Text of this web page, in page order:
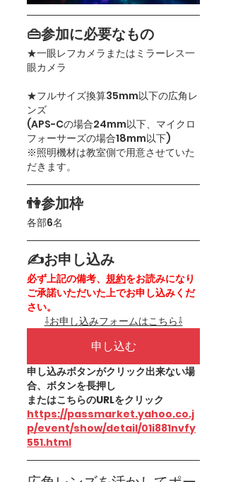
👜参加に必要なもの
★一眼レフカメラまたはミラーレス一
眼カメラ
★フルサイズ換算35mm以下の広角レ
ンズ
(APS-Cの場合24mm以下、マイクロ
フォーサーズの場合18mm以下)
※照明機材は教室側で用意させていた
だきます。
👫参加枠
各部6名
✍お申し込み
必ず上記の備考、 規約をお読みになり
ご承諾いただいた上でお申し込みくだ
さい。
⇩お申し込みフォームはこちら⇩
申し込む
申し込みボタンがクリック出来ない場
合、ボタンを長押し
またはこちらのURLをクリック
https://passmarket.yahoo.co.j
p/event/show/detail/01i881nvfy
551.html